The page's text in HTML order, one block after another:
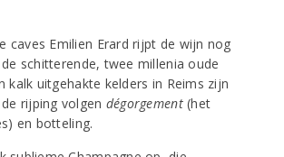
caves Emilien Erard rijpt de wijn nog
schitterende, twee millenia oude
kalk uitgehakte kelders in Reims zijn
rijping volgen dégorgement(het
en botteling.